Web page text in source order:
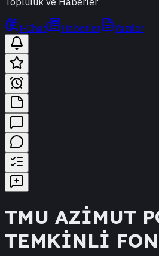
t-Chat Haberler Yazılar
TMU AZİMUT
TEMKİNLİ